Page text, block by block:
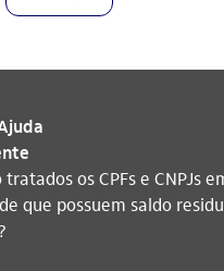
os CPFs e CNPJs
que possuem saldo